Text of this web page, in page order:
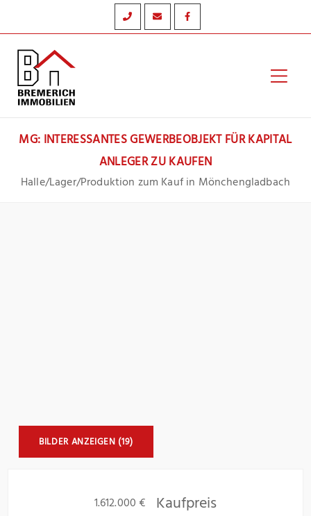
Inhalt
springen
MG: INTERESSANTES GEWERBEOBJEKT FÜR KAPITAL
ANLEGER ZU KAUFEN
Halle/Lager/Produktion zum Kauf in Mönchengladbach
BILDER ANZEIGEN (19)
1.612.000 € Kaufpreis